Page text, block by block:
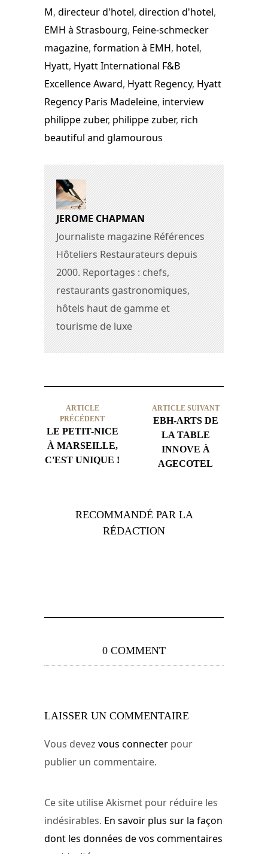
M, directeur d'hotel, direction d'hotel,
EMH à Strasbourg, Feine-schmecker
magazine, formation à EMH, hotel,
Hyatt, Hyatt International F&B
Excellence Award, Hyatt Regency, Hyatt
Regency Paris Madeleine, interview
philippe zuber, philippe zuber, rich
beautiful and glamourous
JEROME CHAPMAN
Journaliste magazine Références
Hôteliers Restaurateurs depuis
2000. Reportages : chefs,
restaurants gastronomiques,
hôtels haut de gamme et
tourisme de luxe
ARTICLE
PRÉCÉDENT
LE PETIT-NICE
À MARSEILLE,
C'EST UNIQUE !
ARTICLE SUIVANT
EBH-ARTS DE
LA TABLE
INNOVE À
AGECOTEL
RECOMMANDÉ PAR LA
RÉDACTION
0 COMMENT
LAISSER UN COMMENTAIRE
Vous devez vous connecter pour
publier un commentaire.
Ce site utilise Akismet pour réduire les
indésirables. En savoir plus sur la façon
dont les données de vos commentaires